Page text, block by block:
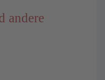
andere